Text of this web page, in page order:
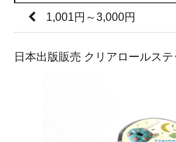
1,001円～3,000円
日本出版販売 クリアロールス